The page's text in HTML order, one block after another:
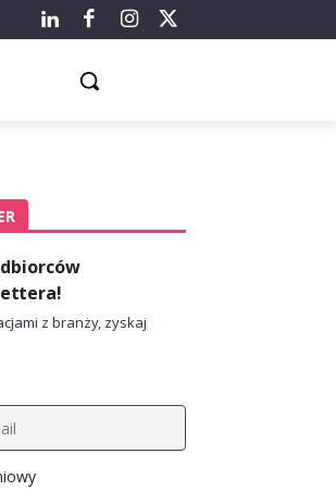
z branży, zyskaj